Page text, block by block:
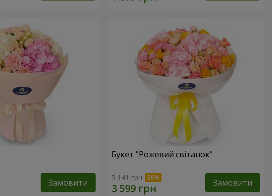
Замовити
Букет "Рожевий світанок"
5 141 грн Замовити